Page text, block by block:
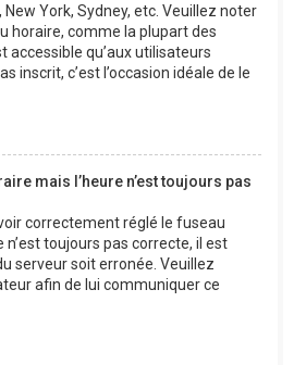
York, Sydney, etc. Veuillez noter
horaire, comme la plupart des
accessible qu’aux utilisateurs
inscrit, c’est l’occasion idéale de le
mais l’heure n’est toujours pas
correctement réglé le fuseau
n’est toujours pas correcte, il est
serveur soit erronée. Veuillez
afin de lui communiquer ce